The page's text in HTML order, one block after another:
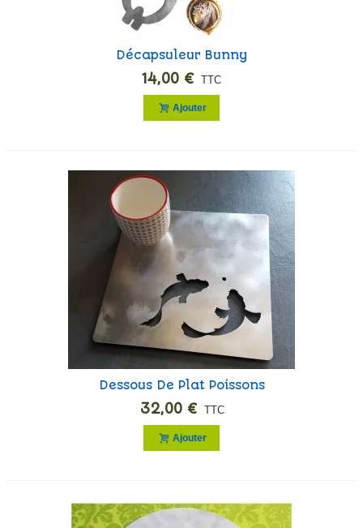
Décapsuleur Bunny
14,00 € TTC
Ajouter
Dessous De Plat Poissons
Rouges
32,00 € TTC
Ajouter